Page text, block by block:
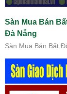
Sàn Mua Bán
Đà Nẵng
Sàn Mua Bán Bất